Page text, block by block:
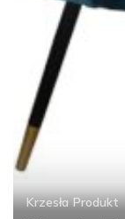
Krzesła Produkt